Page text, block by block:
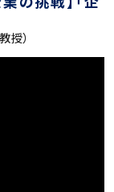
授）